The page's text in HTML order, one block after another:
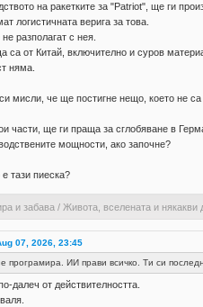
на ракетките за "Patriot", ще ги
логистичната верига за това.
разполагат с нея.
са от Китай, включително и суров
няма.
мисли, че ще постигне нещо, което не
части, ще ги праща за сглобяване в
мощности, ако започне?
тази пиеска?
и забава / Живота, вселената и някакви
07, 2026, 23:45
програмира. ИИ прави всичко. Ти си
далеч от действителността.